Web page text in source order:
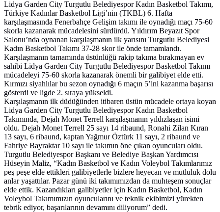
Lidya Garden City Turgutlu Belediyespor Kadın Basketbol Takımı,
Türkiye Kadınlar Basketbol Ligi’nin (TKBL) 6. Hafta
karşılaşmasında Fenerbahçe Gelişim takımı ile oynadığı maçı 75-60
skorla kazanarak mücadelesini sürdürdü. Yıldırım Beyazıt Spor
Salonu’nda oynanan karşılaşmanın ilk yarısını Turgutlu Belediyesi
Kadın Basketbol Takımı 37-28 skor ile önde tamamlandı.
Karşılaşmanın tamamında üstünlüğü rakip takıma bırakmayan ev
sahibi Lidya Garden City Turgutlu Belediyespor Basketbol Takımı
mücadeleyi 75-60 skorla kazanarak önemli bir galibiyet elde etti.
Kırmızı siyahlılar bu sezon oynadığı 6 maçın 5’ini kazanma başarısı
gösterdi ve ligde 2. sıraya yükseldi.
Karşılaşmanın ilk düdüğünden itibaren üstün mücadele ortaya koyan
Lidya Garden City Turgutlu Belediyespor Kadın Basketbol
Takımında, Dejah Monet Terrell karşılaşmanın yıldızlaşan isimi
oldu. Dejah Monet Terrell 25 sayı 14 ribaund, Ronahi Zilan Kıran
13 sayı, 6 ribaund, kaptan Yağmur Öztürk 11 sayı, 2 ribaund ve
Fahriye Bayraktar 10 sayı ile takımın öne çıkan oyuncuları oldu.
Turgutlu Belediyespor Başkanı ve Belediye Başkan Yardımcısı
Hüseyin Maliz, “Kadın Basketbol ve Kadın Voleybol Takımlarımız
peş peşe elde ettikleri galibiyetlerle bizlere heyecan ve mutluluk dolu
anlar yaşattılar. Pazar günü iki takımımızdan da muhteşem sonuçlar
elde ettik. Kazandıkları galibiyetler için Kadın Basketbol, Kadın
Voleybol Takımımızın oyuncularını ve teknik ekibimizi yürekten
tebrik ediyor, başarılarının devamını diliyorum” dedi.